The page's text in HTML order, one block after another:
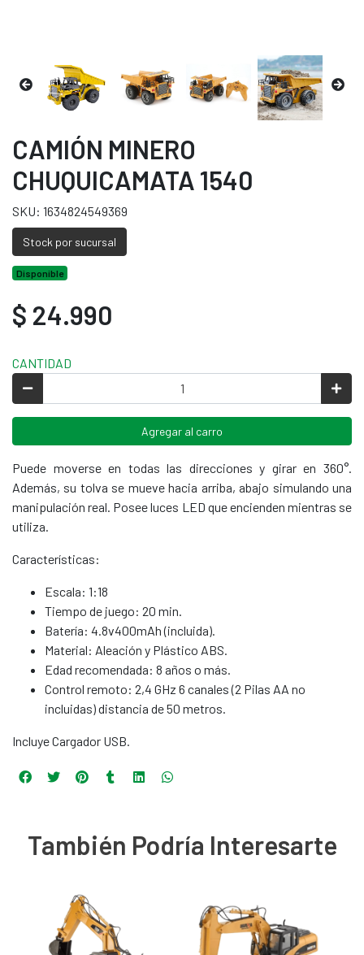
CAMIÓN MINERO
CHUQUICAMATA 1540
SKU: 1634824549369
Stock por sucursal
Disponible
$ 24.990
CANTIDAD
Agregar al carro
Puede moverse en todas las direcciones y girar en 360°.
Además, su tolva se mueve hacia arriba, abajo simulando una
manipulación real. Posee luces LED que encienden mientras se
utiliza.
Características:
Escala: 1:18
Tiempo de juego: 20 min.
Batería: 4.8v400mAh (incluida).
Material: Aleación y Plástico ABS.
Edad recomendada: 8 años o más.
Control remoto: 2,4 GHz 6 canales (2 Pilas AA no
incluidas) distancia de 50 metros.
Incluye Cargador USB.
También Podría Interesarte